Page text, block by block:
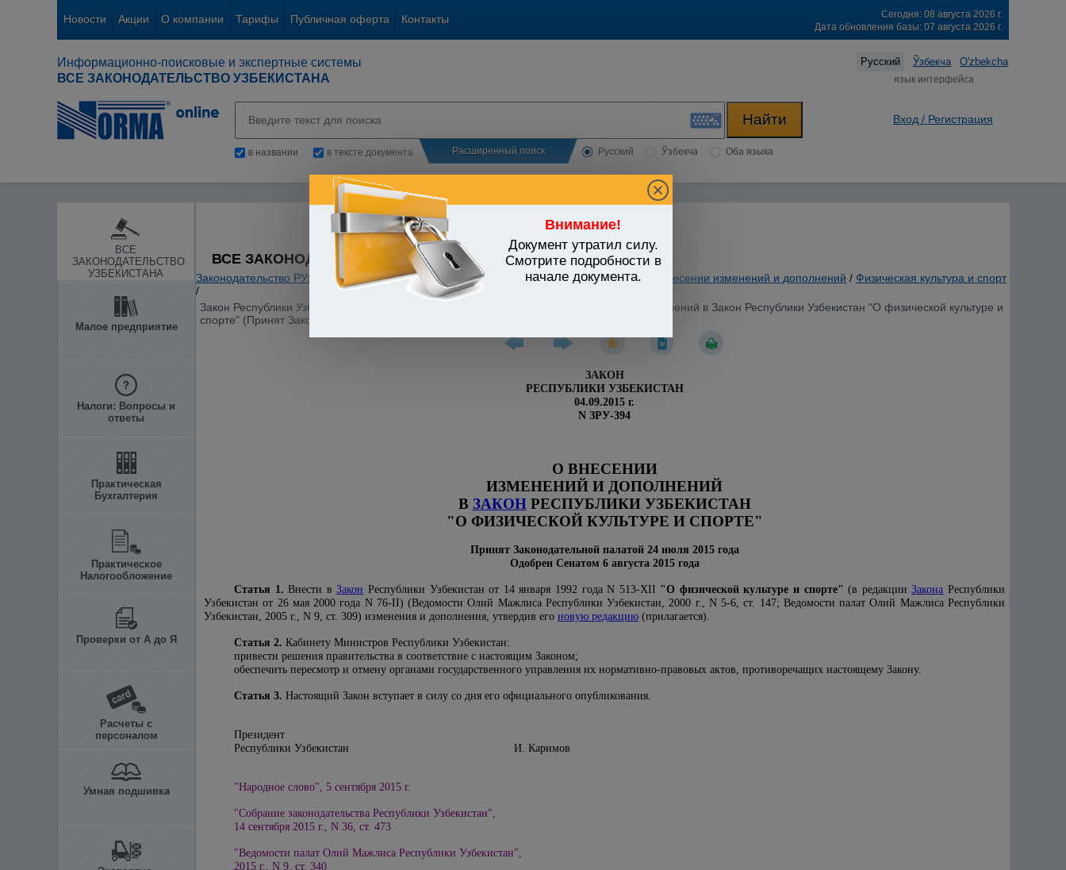
Новости Акции О компании Тарифы Публичная оферта Контакты
Сегодня: 08 августа 2026 г.
Дата обновления базы: 07 августа 2026 г.
Информационно-поисковые и экспертные системы
ВСЕ ЗАКОНОДАТЕЛЬСТВО УЗБЕКИСТАНА
Русский Ўзбекча O'zbekcha
язык интерфейса
в названии в тексте документа Расширенный поиск Русский Ўзбекча Оба языка
Вход / Регистрация
ВСЕ
ЗАКОНОДАТЕЛЬСТВО
УЗБЕКИСТАНА
Малое предприятие
Налоги: Вопросы и
ответы
Практическая
Бухгалтерия
Практическое
Налогообложение
Проверки от А до Я
Расчеты с
персоналом
Умная подшивка
Внимание!
Документ утратил силу.
Смотрите подробности в
начале документа.
ВСЕ ЗАКОНОДАТЕЛЬСТВО УЗБЕКИСТАНА
Законодательство РУз Здравоохранение. Физическая культура и спорт. Туризм / Акты о внесении изменений и дополнений / Физическая культура и спорт
/
Закон Республики Узбекистан от 04.09.2015 г. N ЗРУ-394 "О внесении изменений и дополнений в Закон Республики Узбекистан "О физической культуре и
спорте" (Принят Законодательной палатой 24.07.2015 г., одобрен Сенатом 06.08.2015 г.)
ЗАКОН
РЕСПУБЛИКИ УЗБЕКИСТАН
04.09.2015 г.
N ЗРУ-394
О ВНЕСЕНИИ
ИЗМЕНЕНИЙ И ДОПОЛНЕНИЙ
В ЗАКОНРЕСПУБЛИКИ УЗБЕКИСТАН
"О ФИЗИЧЕСКОЙ КУЛЬТУРЕ И СПОРТЕ"
Принят Законодательной палатой 24 июля 2015 года
Одобрен Сенатом 6 августа 2015 года
Статья 1. Внести вЗакон Республики Узбекистан от 14 января 1992 года N 513-XII "О физической культуре и спорте" (в редакцииЗакона Республики
Узбекистан от 26 мая 2000 года N 76-II) (Ведомости Олий Мажлиса Республики Узбекистан, 2000 г., N 5-6, ст. 147; Ведомости палат Олий Мажлиса Республики
Узбекистан, 2005 г., N 9, ст. 309) изменения и дополнения, утвердив его новую редакцию (прилагается).
Статья 2. Кабинету Министров Республики Узбекистан:
привести решения правительства в соответствие с настоящим Законом;
обеспечить пересмотр и отмену органами государственного управления их нормативно-правовых актов, противоречащих настоящему Закону.
Статья 3. Настоящий Закон вступает в силу со дня его официального опубликования.
Президент
Республики Узбекистан И. Каримов
"Народное слово", 5 сентября 2015 г.
"Собрание законодательства Республики Узбекистан",
14 сентября 2015 г., N 36, ст. 473
"Ведомости палат Олий Мажлиса Республики Узбекистан",
2015 г., N 9, ст. 340